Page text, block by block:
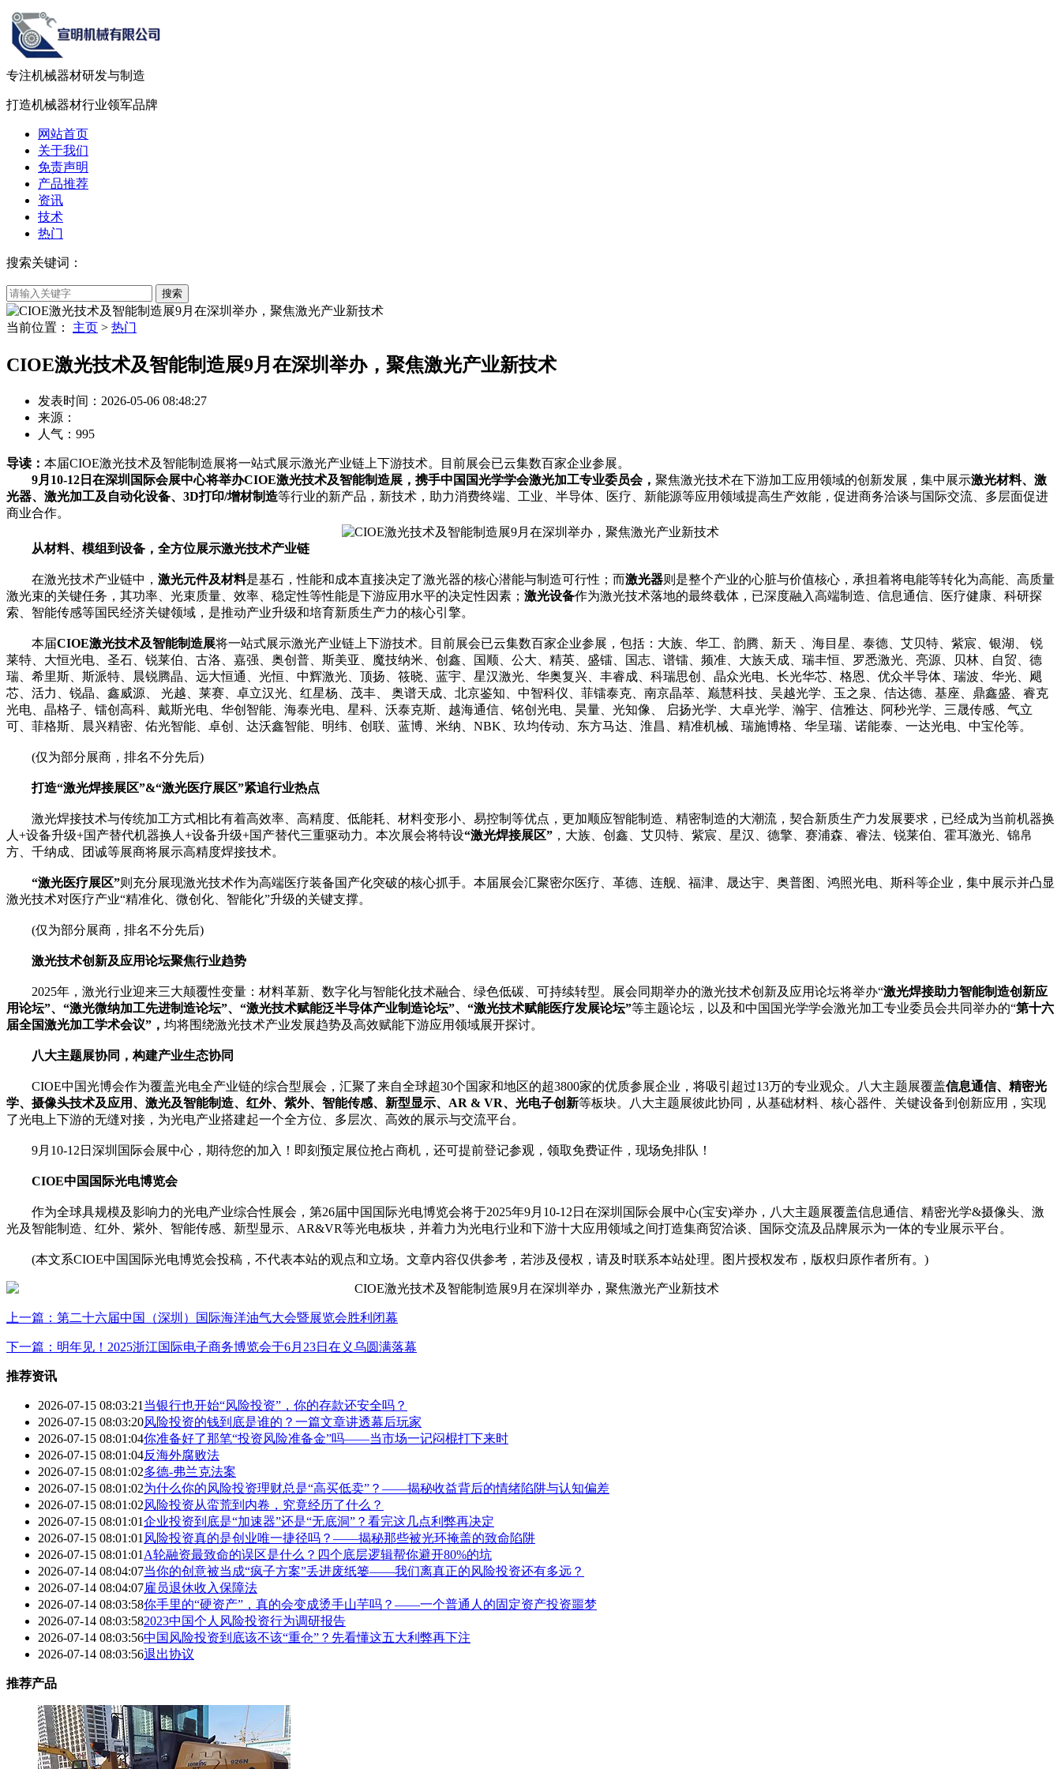
专注机械器材研发与制造
打造机械器材行业领军品牌
网站首页
关于我们
免责声明
产品推荐
资讯
技术
热门
搜索关键词：
当前位置： 主页 > 热门
CIOE激光技术及智能制造展9月在深圳举办，聚焦激光产业新技术
发表时间：2026-05-06 08:48:27
来源：
人气： 995
导读： 本届CIOE激光技术及智能制造展将一站式展示激光产业链上下游技术。目前展会已云集数百家企业参展。
9月10-12日在深圳国际会展中心将举办CIOE激光技术及智能制造展，携手中国国光学学会激光加工专业委员会， 聚焦激光技术在下游加工应用领域的创新发展，集中展示激光材料、激
光器、激光加工及自动化设备、3D打印/增材制造等行业的新产品，新技术，助力消费终端、工业、半导体、医疗、新能源等应用领域提高生产效能，促进商务洽谈与国际交流、多层面促进
商业合作。
从材料、模组到设备，全方位展示激光技术产业链
在激光技术产业链中， 激光元件及材料是基石，性能和成本直接决定了激光器的核心潜能与制造可行性；而激光器则是整个产业的心脏与价值核心，承担着将电能等转化为高能、高质量
激光束的关键任务，其功率、光束质量、效率、稳定性等性能是下游应用水平的决定性因素； 激光设备作为激光技术落地的最终载体，已深度融入高端制造、信息通信、医疗健康、科研探
索、智能传感等国民经济关键领域，是推动产业升级和培育新质生产力的核心引擎。
本届CIOE激光技术及智能制造展将一站式展示激光产业链上下游技术。目前展会已云集数百家企业参展，包括：大族、华工、韵腾、新天 、海目星、泰德、艾贝特、紫宸、银湖、 锐
莱特、大恒光电、圣石、锐莱伯、古洛、嘉强、奥创普、斯美亚、魔技纳米、创鑫、国顺、公大、精英、盛镭、国志、谱镭、频准、大族天成、瑞丰恒、罗悉激光、亮源、贝林、自贸、德
瑞、希里斯、斯派特、晨锐腾晶、远大恒通、光恒、中辉激光、顶扬、筱晓、蓝宇、星汉激光、华奥复兴、丰睿成、科瑞思创、晶众光电、长光华芯、格恩、优众半导体、瑞波、华光、飓
芯、活力、锐晶、鑫威源、 光越、莱赛、卓立汉光、红星杨、茂丰、 奥谱天成、北京鉴知、中智科仪、菲镭泰克、南京晶萃、巅慧科技、吴越光学、玉之泉、佶达德、基座、鼎鑫盛、睿克
光电、晶格子、镭创高科、戴斯光电、华创智能、海泰光电、星科、沃泰克斯、越海通信、铭创光电、昊量、光知像、 启扬光学、大卓光学、瀚宇、信雅达、阿秒光学、三晟传感、气立
可、菲格斯、晨兴精密、佑光智能、卓创、达沃鑫智能、明纬、创联、蓝博、米纳、NBK、玖均传动、东方马达、淮昌、精准机械、瑞施博格、华呈瑞、诺能泰、一达光电、中宝伦等。
(仅为部分展商，排名不分先后)
打造“激光焊接展区”&“激光医疗展区”紧追行业热点
激光焊接技术与传统加工方式相比有着高效率、高精度、低能耗、材料变形小、易控制等优点，更加顺应智能制造、精密制造的大潮流，契合新质生产力发展要求，已经成为当前机器换
人+设备升级+国产替代机器换人+设备升级+国产替代三重驱动力。本次展会将特设“激光焊接展区” ，大族、创鑫、艾贝特、紫宸、星汉、德擎、赛浦森、睿法、锐莱伯、霍耳激光、锦帛
方、千纳成、团诚等展商将展示高精度焊接技术。
“激光医疗展区”则充分展现激光技术作为高端医疗装备国产化突破的核心抓手。本届展会汇聚密尔医疗、革德、连舰、福津、晟达宇、奥普图、鸿照光电、斯科等企业，集中展示并凸显
激光技术对医疗产业“精准化、微创化、智能化”升级的关键支撑。
(仅为部分展商，排名不分先后)
激光技术创新及应用论坛聚焦行业趋势
2025年，激光行业迎来三大颠覆性变量：材料革新、数字化与智能化技术融合、绿色低碳、可持续转型。展会同期举办的激光技术创新及应用论坛将举办“激光焊接助力智能制造创新应
用论坛”、“激光微纳加工先进制造论坛”、“激光技术赋能泛半导体产业制造论坛”、“激光技术赋能医疗发展论坛”等主题论坛，以及和中国国光学学会激光加工专业委员会共同举办的“第十六
届全国激光加工学术会议”， 均将围绕激光技术产业发展趋势及高效赋能下游应用领域展开探讨。
八大主题展协同，构建产业生态协同
CIOE中国光博会作为覆盖光电全产业链的综合型展会，汇聚了来自全球超30个国家和地区的超3800家的优质参展企业，将吸引超过13万的专业观众。八大主题展覆盖信息通信、精密光
学、摄像头技术及应用、激光及智能制造、红外、紫外、智能传感、新型显示、AR & VR、光电子创新等板块。八大主题展彼此协同，从基础材料、核心器件、关键设备到创新应用，实现
了光电上下游的无缝对接，为光电产业搭建起一个全方位、多层次、高效的展示与交流平台。
9月10-12日深圳国际会展中心，期待您的加入！即刻预定展位抢占商机，还可提前登记参观，领取免费证件，现场免排队！
CIOE中国国际光电博览会
作为全球具规模及影响力的光电产业综合性展会，第26届中国国际光电博览会将于2025年9月10-12日在深圳国际会展中心(宝安)举办，八大主题展覆盖信息通信、精密光学&摄像头、激
光及智能制造、红外、紫外、智能传感、新型显示、AR&VR等光电板块，并着力为光电行业和下游十大应用领域之间打造集商贸洽谈、国际交流及品牌展示为一体的专业展示平台。
(本文系CIOE中国国际光电博览会投稿，不代表本站的观点和立场。文章内容仅供参考，若涉及侵权，请及时联系本站处理。图片授权发布，版权归原作者所有。)
上一篇：第二十六届中国（深圳）国际海洋油气大会暨展览会胜利闭幕
下一篇：明年见！2025浙江国际电子商务博览会于6月23日在义乌圆满落幕
推荐资讯
2026-07-15 08:03:21 当银行也开始“风险投资”，你的存款还安全吗？
2026-07-15 08:03:20风险投资的钱到底是谁的？一篇文章讲透幕后玩家
2026-07-15 08:01:04你准备好了那笔“投资风险准备金”吗——当市场一记闷棍打下来时
2026-07-15 08:01:04反海外腐败法
2026-07-15 08:01:02多德-弗兰克法案
2026-07-15 08:01:02为什么你的风险投资理财总是“高买低卖”？——揭秘收益背后的情绪陷阱与认知偏差
2026-07-15 08:01:02风险投资从蛮荒到内卷，究竟经历了什么？
2026-07-15 08:01:01企业投资到底是“加速器”还是“无底洞”？看完这几点利弊再决定
2026-07-15 08:01:01 风险投资真的是创业唯一捷径吗？——揭秘那些被光环掩盖的致命陷阱
2026-07-15 08:01:01 A轮融资最致命的误区是什么？四个底层逻辑帮你避开80%的坑
2026-07-14 08:04:07当你的创意被当成“疯子方案”丢进废纸篓——我们离真正的风险投资还有多远？
2026-07-14 08:04:07雇员退休收入保障法
2026-07-14 08:03:58你手里的“硬资产”，真的会变成烫手山芋吗？——一个普通人的固定资产投资噩梦
2026-07-14 08:03:582023中国个人风险投资行为调研报告
2026-07-14 08:03:56中国风险投资到底该不该“重仓”？先看懂这五大利弊再下注
2026-07-14 08:03:56退出协议
推荐产品